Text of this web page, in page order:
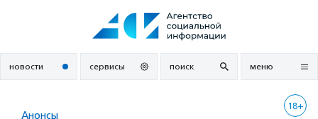
новости сервисы поиск меню
18+
Анонсы